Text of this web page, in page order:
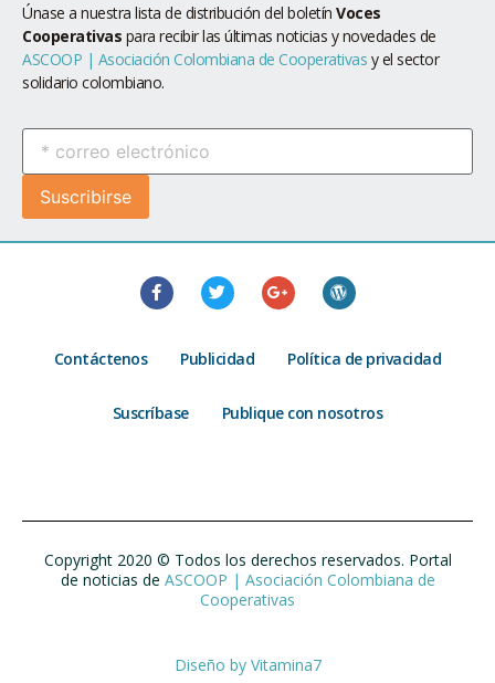
Únase a nuestra lista de distribución del boletín Voces
Cooperativas para recibir las últimas noticias y novedades de
ASCOOP | Asociación Colombiana de Cooperativas y el sector
solidario colombiano.
Contáctenos Publicidad Política de privacidad
Suscríbase Publique con nosotros
Copyright 2020 © Todos los derechos reservados. Portal
de noticias de ASCOOP | Asociación Colombiana de
Cooperativas
Diseño by Vitamina7